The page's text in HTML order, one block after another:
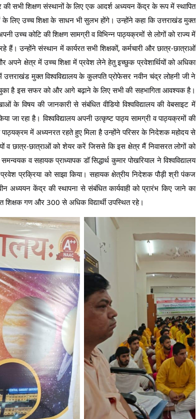
की सभी शिक्षण संस्थानों के लिए एक आदर्श अध्ययन केंद्र के रूप में स्थापित
के लिए उच्च शिक्षा के साधन भी सुलभ होंगे। उन्होंने कहा कि उत्तराखंड मुक्त
उच्च कोटि की शिक्षण सामग्री व विभिन्न पाठ्यक्रमों से लोगों को राज्य में
हैं। उन्होंने संस्थान में कार्यरत सभी शिक्षकों, कर्मचारी और छात्र-छात्राओं
अपने क्षेत्र में उच्च शिक्षा में प्रवेश लेने हेतु इच्छुक प्रवेशार्थियों को अधिका
मुक्त विश्वविद्यालय के कुलपति प्रोफेसर नवीन चंद्र लोहनी जी ने
है इस सफर को और आगे बढ़ाने के लिए सभी की सहभागिता आवश्यक है।
के विषय की जानकारी से संबंधित वीडियो विश्वविद्यालय की वेबसाइट में
रहा है। विश्वविद्यालय अपनी उत्कृष्ट पाठ्य सामग्री व पाठ्यक्रमों की
पाठ्यक्रम में अध्यनरत रहते हुए मिला है उन्होंने परिसर के निदेशक महोदय से
व छात्र-छात्राओं को शेयर करें जिससे कि इस क्षेत्र मैं निवासरत लोगों को
व सहायक प्राध्यापक डॉ सिद्धार्थ कुमार पोखरियाल ने विश्वविद्यालय
प्रक्रिया को साझा किया। सहायक क्षेत्रीय निदेशक पौड़ी श्री पंकज
अध्ययन केंद्र की स्थापना से संबंधित कार्यवाही को प्रारंभ किए जाने का
गण और 300 से अधिक विद्यार्थी उपस्थित रहे।